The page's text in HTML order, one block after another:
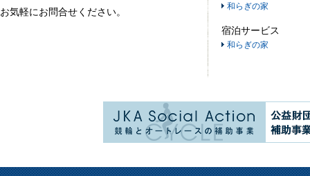
お気軽にお問合せください。 和らぎの家
宿泊サービス
和らぎの家